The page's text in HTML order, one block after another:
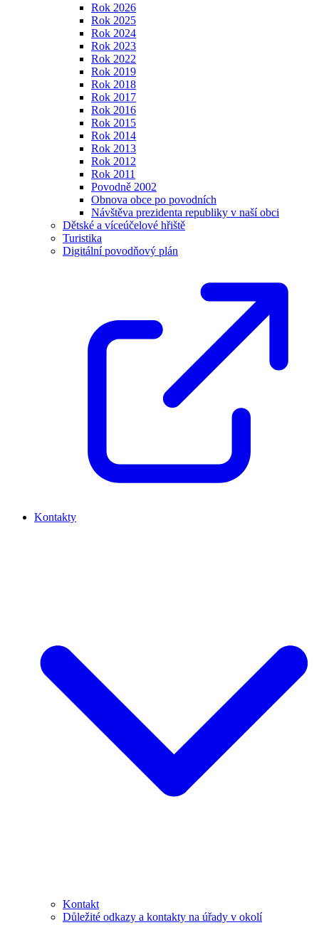
Rok 2026
Rok 2025
Rok 2024
Rok 2023
Rok 2022
Rok 2019
Rok 2018
Rok 2017
Rok 2016
Rok 2015
Rok 2014
Rok 2013
Rok 2012
Rok 2011
Povodně 2002
Obnova obce po povodních
Návštěva prezidenta republiky v naší obci
Dětské a víceúčelové hřiště
Turistika
Digitální povodňový plán
Kontakty
Kontakt
Důležité odkazy a kontakty na úřady v okolí